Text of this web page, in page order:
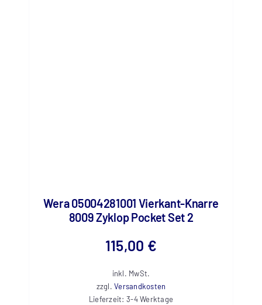
Wera 05004281001 Vierkant-Knarre
8009 Zyklop Pocket Set 2
115,00 €
inkl. MwSt.
zzgl.Versandkosten
Lieferzeit: 3-4 Werktage